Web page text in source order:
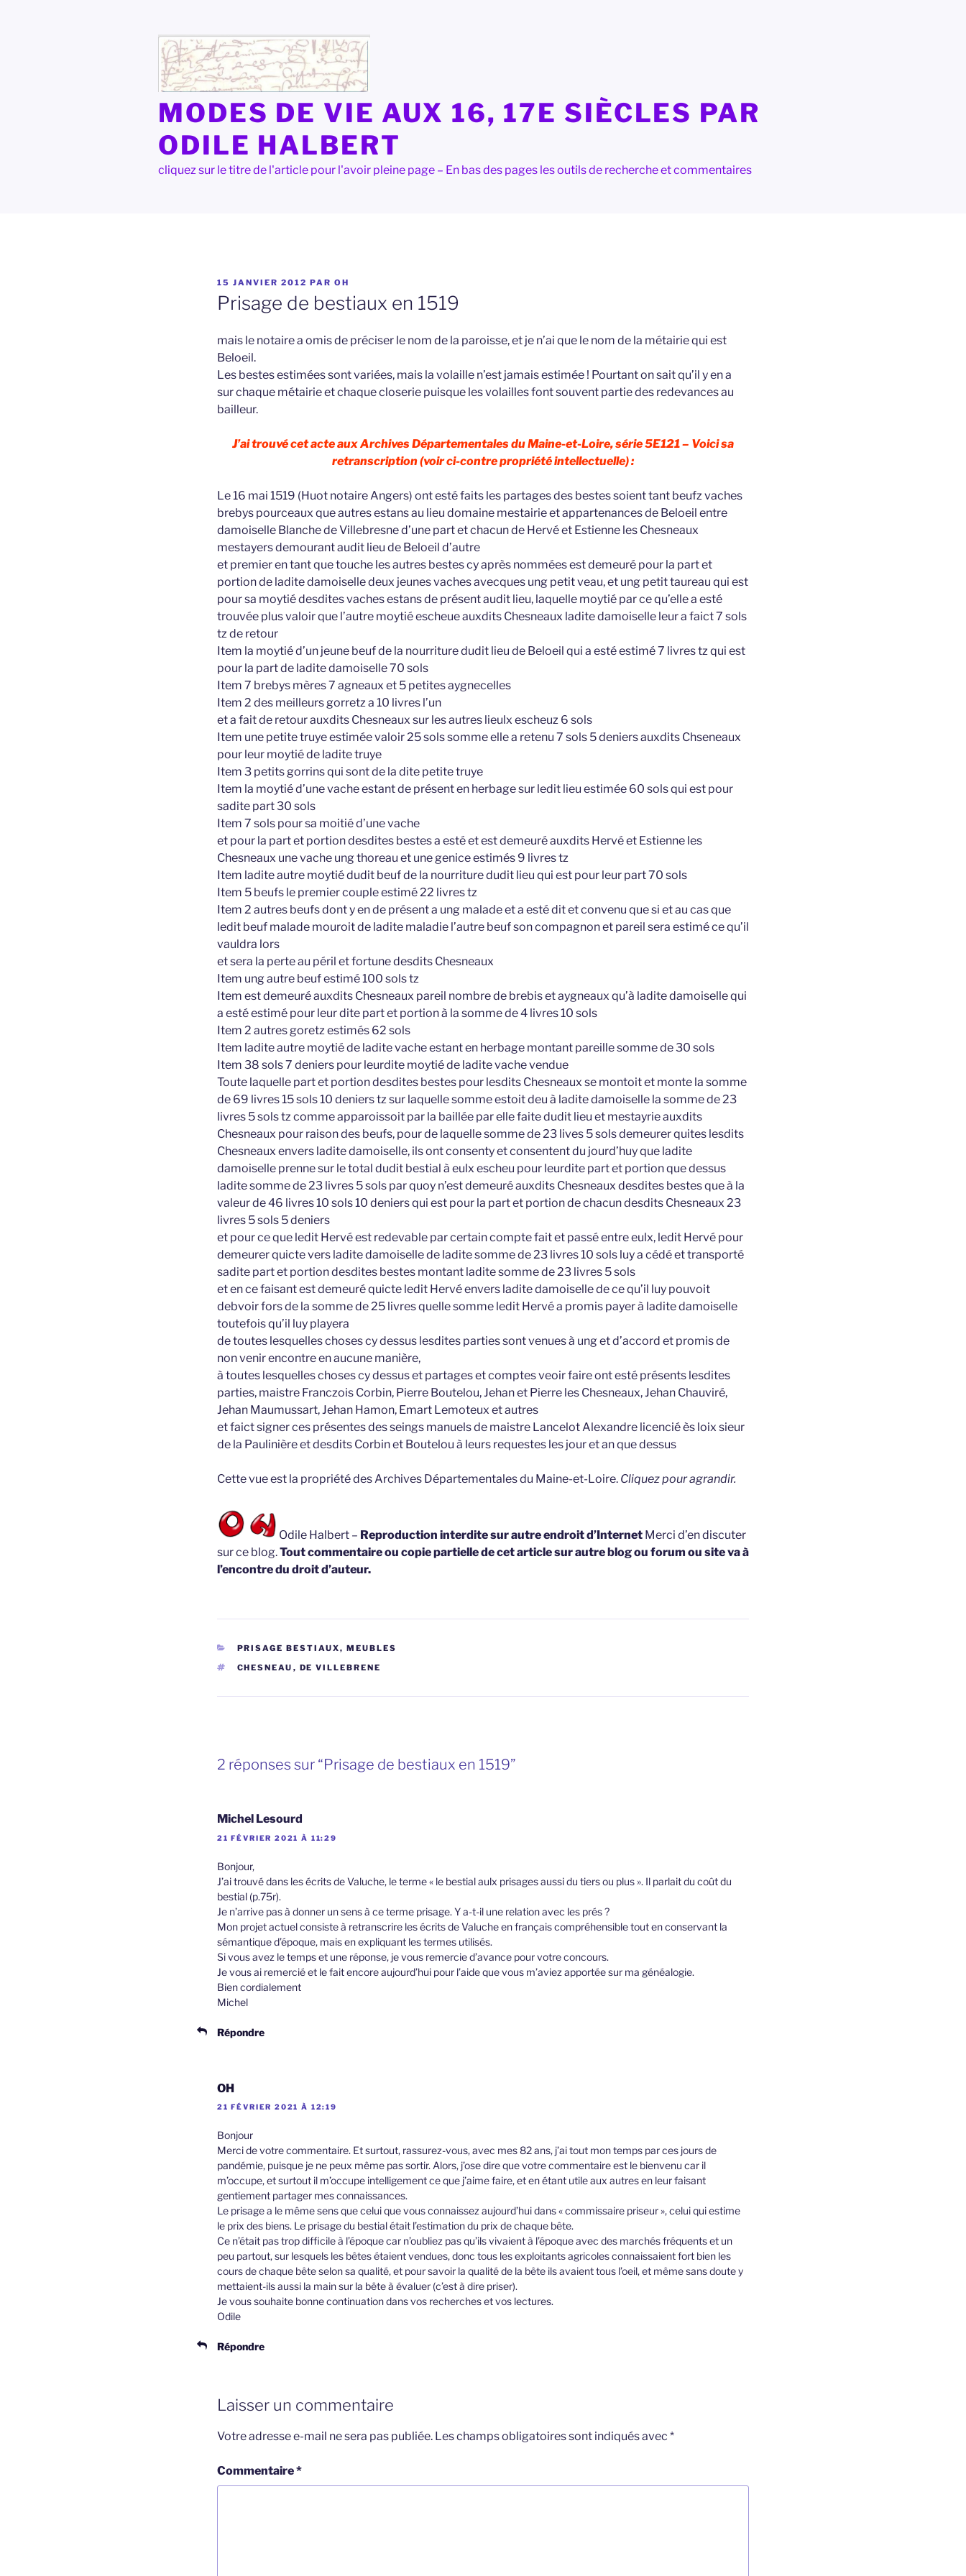
MODES DE VIE AUX 16, 17E SIÈCLES PAR
ODILE HALBERT
cliquez sur le titre de l'article pour l'avoir pleine page – En bas des pages les outils de recherche et commentaires
PUBLIÉ
LE
15 JANVIER 2012 PAR OH
Prisage de bestiaux en 1519
mais le notaire a omis de préciser le nom de la paroisse, et je n’ai que le nom de la métairie qui est
Beloeil.
Les bestes estimées sont variées, mais la volaille n’est jamais estimée ! Pourtant on sait qu’il y en a
sur chaque métairie et chaque closerie puisque les volailles font souvent partie des redevances au
bailleur.
J’ai trouvé cet acte aux Archives Départementales du Maine-et-Loire, série 5E121 – Voici sa
retranscription (voir ci-contre propriété intellectuelle) :
Le 16 mai 1519 (Huot notaire Angers) ont esté faits les partages des bestes soient tant beufz vaches
brebys pourceaux que autres estans au lieu domaine mestairie et appartenances de Beloeil entre
damoiselle Blanche de Villebresne d’une part et chacun de Hervé et Estienne les Chesneaux
mestayers demourant audit lieu de Beloeil d’autre
et premier en tant que touche les autres bestes cy après nommées est demeuré pour la part et
portion de ladite damoiselle deux jeunes vaches avecques ung petit veau, et ung petit taureau qui est
pour sa moytié desdites vaches estans de présent audit lieu, laquelle moytié par ce qu’elle a esté
trouvée plus valoir que l’autre moytié escheue auxdits Chesneaux ladite damoiselle leur a faict 7 sols
tz de retour
Item la moytié d’un jeune beuf de la nourriture dudit lieu de Beloeil qui a esté estimé 7 livres tz qui est
pour la part de ladite damoiselle 70 sols
Item 7 brebys mères 7 agneaux et 5 petites aygnecelles
Item 2 des meilleurs gorretz a 10 livres l’un
et a fait de retour auxdits Chesneaux sur les autres lieulx escheuz 6 sols
Item une petite truye estimée valoir 25 sols somme elle a retenu 7 sols 5 deniers auxdits Chseneaux
pour leur moytié de ladite truye
Item 3 petits gorrins qui sont de la dite petite truye
Item la moytié d’une vache estant de présent en herbage sur ledit lieu estimée 60 sols qui est pour
sadite part 30 sols
Item 7 sols pour sa moitié d’une vache
et pour la part et portion desdites bestes a esté et est demeuré auxdits Hervé et Estienne les
Chesneaux une vache ung thoreau et une genice estimés 9 livres tz
Item ladite autre moytié dudit beuf de la nourriture dudit lieu qui est pour leur part 70 sols
Item 5 beufs le premier couple estimé 22 livres tz
Item 2 autres beufs dont y en de présent a ung malade et a esté dit et convenu que si et au cas que
ledit beuf malade mouroit de ladite maladie l’autre beuf son compagnon et pareil sera estimé ce qu’il
vauldra lors
et sera la perte au péril et fortune desdits Chesneaux
Item ung autre beuf estimé 100 sols tz
Item est demeuré auxdits Chesneaux pareil nombre de brebis et aygneaux qu’à ladite damoiselle qui
a esté estimé pour leur dite part et portion à la somme de 4 livres 10 sols
Item 2 autres goretz estimés 62 sols
Item ladite autre moytié de ladite vache estant en herbage montant pareille somme de 30 sols
Item 38 sols 7 deniers pour leurdite moytié de ladite vache vendue
Toute laquelle part et portion desdites bestes pour lesdits Chesneaux se montoit et monte la somme
de 69 livres 15 sols 10 deniers tz sur laquelle somme estoit deu à ladite damoiselle la somme de 23
livres 5 sols tz comme apparoissoit par la baillée par elle faite dudit lieu et mestayrie auxdits
Chesneaux pour raison des beufs, pour de laquelle somme de 23 lives 5 sols demeurer quites lesdits
Chesneaux envers ladite damoiselle, ils ont consenty et consentent du jourd’huy que ladite
damoiselle prenne sur le total dudit bestial à eulx escheu pour leurdite part et portion que dessus
ladite somme de 23 livres 5 sols par quoy n’est demeuré auxdits Chesneaux desdites bestes que à la
valeur de 46 livres 10 sols 10 deniers qui est pour la part et portion de chacun desdits Chesneaux 23
livres 5 sols 5 deniers
et pour ce que ledit Hervé est redevable par certain compte fait et passé entre eulx, ledit Hervé pour
demeurer quicte vers ladite damoiselle de ladite somme de 23 livres 10 sols luy a cédé et transporté
sadite part et portion desdites bestes montant ladite somme de 23 livres 5 sols
et en ce faisant est demeuré quicte ledit Hervé envers ladite damoiselle de ce qu’il luy pouvoit
debvoir fors de la somme de 25 livres quelle somme ledit Hervé a promis payer à ladite damoiselle
toutefois qu’il luy playera
de toutes lesquelles choses cy dessus lesdites parties sont venues à ung et d’accord et promis de
non venir encontre en aucune manière,
à toutes lesquelles choses cy dessus et partages et comptes veoir faire ont esté présents lesdites
parties, maistre Franczois Corbin, Pierre Boutelou, Jehan et Pierre les Chesneaux, Jehan Chauviré,
Jehan Maumussart, Jehan Hamon, Emart Lemoteux et autres
et faict signer ces présentes des seings manuels de maistre Lancelot Alexandre licencié ès loix sieur
de la Paulinière et desdits Corbin et Boutelou à leurs requestes les jour et an que dessus
Cette vue est la propriété des Archives Départementales du Maine-et-Loire. Cliquez pour agrandir.
Odile Halbert – Reproduction interdite sur autre endroit d’Internet Merci d’en discuter
sur ce blog.Tout commentaire ou copie partielle de cet article sur autre blog ou forum ou site va à
l’encontre du droit d’auteur.
CATÉGORIES
PRISAGE BESTIAUX, MEUBLES
ÉTIQUETTES
CHESNEAU , DE VILLEBRENE
2 réponses sur “Prisage de bestiaux en 1519”
Michel Lesourd
21 FÉVRIER 2021 À 11:29
Bonjour,
J’ai trouvé dans les écrits de Valuche, le terme « le bestial aulx prisages aussi du tiers ou plus ». Il parlait du coût du
bestial (p.75r).
Je n’arrive pas à donner un sens à ce terme prisage. Y a-t-il une relation avec les prés ?
Mon projet actuel consiste à retranscrire les écrits de Valuche en français compréhensible tout en conservant la
sémantique d’époque, mais en expliquant les termes utilisés.
Si vous avez le temps et une réponse, je vous remercie d’avance pour votre concours.
Je vous ai remercié et le fait encore aujourd’hui pour l’aide que vous m’aviez apportée sur ma généalogie.
Bien cordialement
Michel
Répondre
OH
21 FÉVRIER 2021 À 12:19
Bonjour
Merci de votre commentaire. Et surtout, rassurez-vous, avec mes 82 ans, j’ai tout mon temps par ces jours de
pandémie, puisque je ne peux même pas sortir. Alors, j’ose dire que votre commentaire est le bienvenu car il
m’occupe, et surtout il m’occupe intelligement ce que j’aime faire, et en étant utile aux autres en leur faisant
gentiement partager mes connaissances.
Le prisage a le même sens que celui que vous connaissez aujourd’hui dans « commissaire priseur », celui qui estime
le prix des biens. Le prisage du bestial était l’estimation du prix de chaque bête.
Ce n’était pas trop difficile à l’époque car n’oubliez pas qu’ils vivaient à l’époque avec des marchés fréquents et un
peu partout, sur lesquels les bêtes étaient vendues, donc tous les exploitants agricoles connaissaient fort bien les
cours de chaque bête selon sa qualité, et pour savoir la qualité de la bête ils avaient tous l’oeil, et même sans doute y
mettaient-ils aussi la main sur la bête à évaluer (c’est à dire priser).
Je vous souhaite bonne continuation dans vos recherches et vos lectures.
Odile
Répondre
Laisser un commentaire
Votre adresse e-mail ne sera pas publiée. Les champs obligatoires sont indiqués avec *
Commentaire*